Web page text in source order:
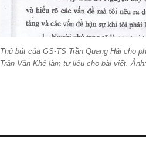
Thủ bút của GS-TS Trần Quang Hải cho
Trần Văn Khê làm tư liệu cho bài viết.